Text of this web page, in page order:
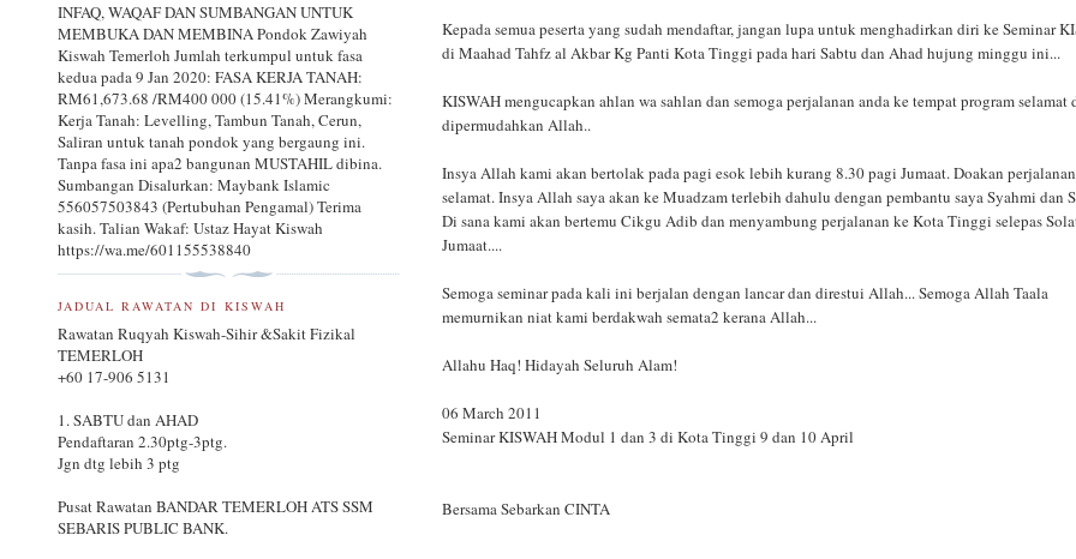
Kepada semua peserta yang sudah mendaftar, jangan lupa untuk menghadirkan diri ke Seminar
di Maahad Tahfz al Akbar Kg Panti Kota Tinggi pada hari Sabtu dan Ahad hujung minggu ini...
KISWAH mengucapkan ahlan wa sahlan dan semoga perjalanan anda ke tempat program selamat
dipermudahkan Allah..
Insya Allah kami akan bertolak pada pagi esok lebih kurang 8.30 pagi Jumaat. Doakan
selamat. Insya Allah saya akan ke Muadzam terlebih dahulu dengan pembantu saya Syahmi dan
Di sana kami akan bertemu Cikgu Adib dan menyambung perjalanan ke Kota Tinggi selepas
Jumaat....
Semoga seminar pada kali ini berjalan dengan lancar dan direstui Allah... Semoga Allah Taala
memurnikan niat kami berdakwah semata2 kerana Allah...
Allahu Haq! Hidayah Seluruh Alam!
06 March 2011
Seminar KISWAH Modul 1 dan 3 di Kota Tinggi 9 dan 10 April
Bersama Sebarkan CINTA
INFAQ, WAQAF DAN SUMBANGAN UNTUK
MEMBUKA DAN MEMBINA Pondok Zawiyah
Kiswah Temerloh Jumlah terkumpul untuk fasa
kedua pada 9 Jan 2020: FASA KERJA TANAH:
RM61,673.68 /RM400 000 (15.41%) Merangkumi:
Kerja Tanah: Levelling, Tambun Tanah, Cerun,
Saliran untuk tanah pondok yang bergaung ini.
Tanpa fasa ini apa2 bangunan MUSTAHIL dibina.
Sumbangan Disalurkan: Maybank Islamic
556057503843 (Pertubuhan Pengamal) Terima
kasih. Talian Wakaf: Ustaz Hayat Kiswah
https://wa.me/601155538840
JADUAL RAWATAN DI KISWAH
Rawatan Ruqyah Kiswah-Sihir &Sakit Fizikal
TEMERLOH
+60 17-906 5131
1. SABTU dan AHAD
Pendaftaran 2.30ptg-3ptg.
Jgn dtg lebih 3 ptg
Pusat Rawatan BANDAR TEMERLOH ATS SSM
SEBARIS PUBLIC BANK.